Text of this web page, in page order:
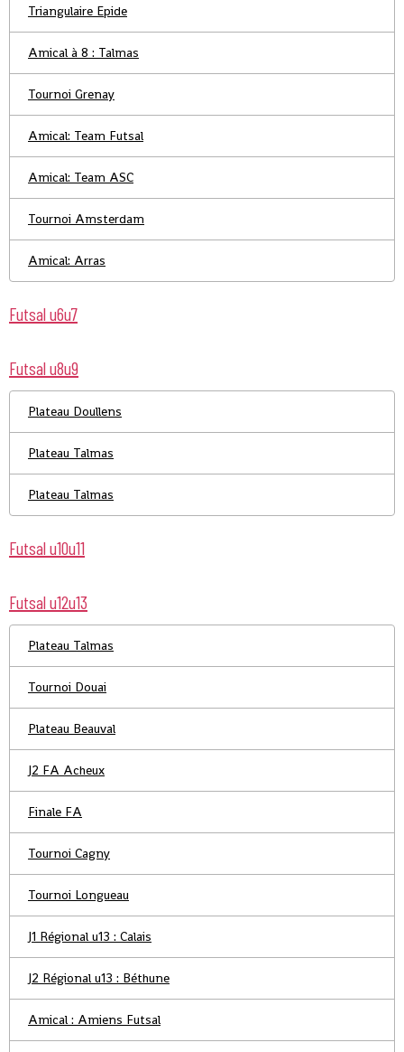
Triangulaire Epide
Amical à 8 : Talmas
Tournoi Grenay
Amical: Team Futsal
Amical: Team ASC
Tournoi Amsterdam
Amical: Arras
Futsal u6u7
Futsal u8u9
Plateau Doullens
Plateau Talmas
Plateau Talmas
Futsal u10u11
Futsal u12u13
Plateau Talmas
Tournoi Douai
Plateau Beauval
J2 FA Acheux
Finale FA
Tournoi Cagny
Tournoi Longueau
J1 Régional u13 : Calais
J2 Régional u13 : Béthune
Amical : Amiens Futsal